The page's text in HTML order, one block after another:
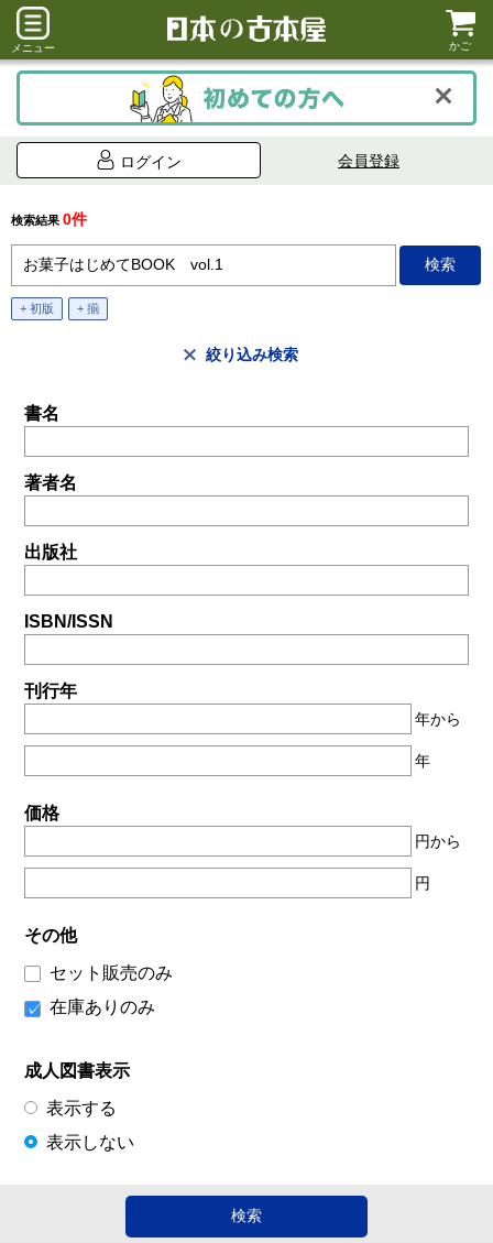
メニュー かご
ログイン 会員登録
検索結果 0件
+ 初版 + 揃
絞り込み検索
書名
著者名
出版社
ISBN/ISSN
刊行年
年から
年
価格
円から
円
その他
セット販売のみ
在庫ありのみ
成人図書表示
表示する
表示しない